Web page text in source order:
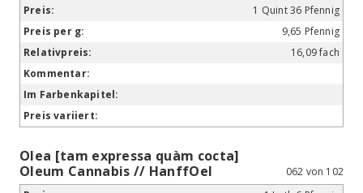
1 Quint 36 Pfennig
9,65 Pfennig
16,09 fach
Olea [tam expressa quàm cocta]
Oleum Cannabis // HanffOel
062 von 102